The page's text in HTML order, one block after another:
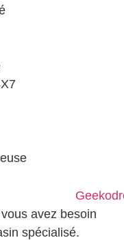
avez besoin
spécialisé.